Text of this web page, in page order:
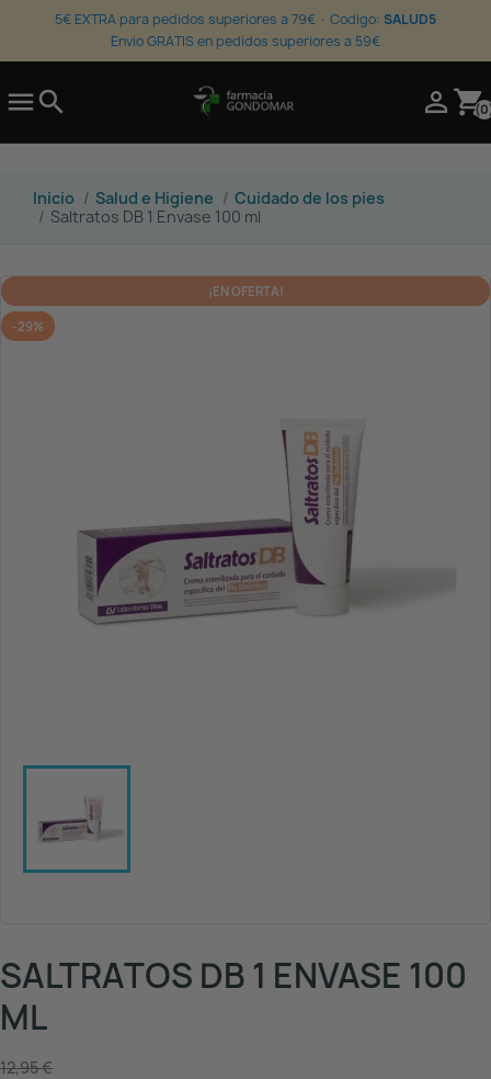
5€ EXTRA para pedidos superiores a 79€ · Codigo: SALUD5
Envio GRATIS en pedidos superiores a 59€
search  shopping_cart
Inicio Salud e Higiene
Cuidado de los pies
Saltratos DB 1 Envase 100 ml
¡EN OFERTA!
-29%
SALTRATOS DB 1 ENVASE 100
ML
12,95 €